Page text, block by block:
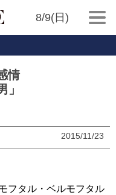
8/9(日)
情
2015/11/23
フタル・ベルモフタル